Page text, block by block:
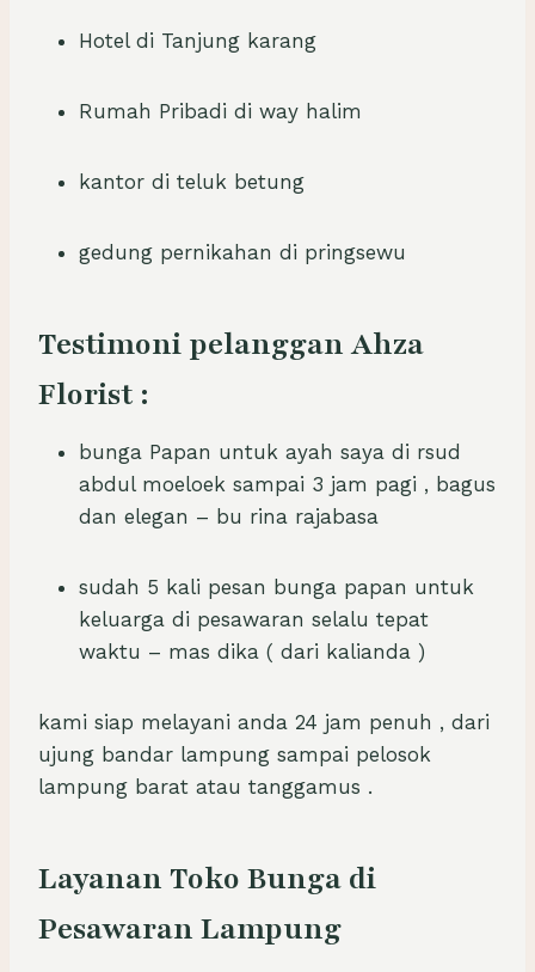
Hotel di Tanjung karang
Rumah Pribadi di way halim
kantor di teluk betung
gedung pernikahan di pringsewu
Testimoni pelanggan Ahza
Florist :
bunga Papan untuk ayah saya di rsud
abdul moeloek sampai 3 jam pagi , bagus
dan elegan – bu rina rajabasa
sudah 5 kali pesan bunga papan untuk
keluarga di pesawaran selalu tepat
waktu – mas dika ( dari kalianda )
kami siap melayani anda 24 jam penuh , dari
ujung bandar lampung sampai pelosok
lampung barat atau tanggamus .
Layanan Toko Bunga di
Pesawaran Lampung